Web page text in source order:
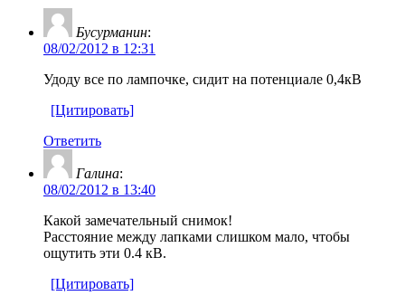
Бусурманин:
08/02/2012 в 12:31
Удоду все по лампочке, сидит на потенциале 0,4кВ
[Цитировать]
Ответить
Галина:
08/02/2012 в 13:40
Какой замечательный снимок!
Расстояние между лапками слишком мало, чтобы
ощутить эти 0.4 кВ.
[Цитировать]